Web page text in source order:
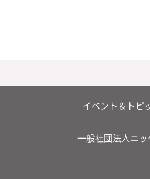
イベント＆トピ
一般社団法人ニ